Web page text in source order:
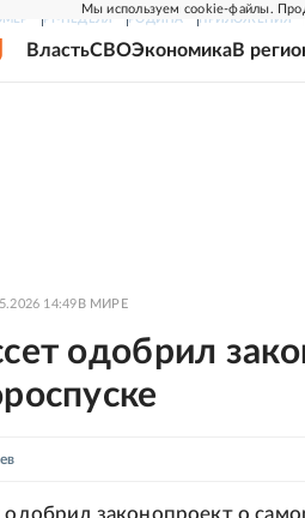
Мы используем cookie-файлы.
РГ-НЕДЕЛЯ РОДИНА ПРИЛОЖЕНИЯ
ВластьСВОЭкономикаВ
14:49 В МИРЕ
одобрил
одобрил законопроект о